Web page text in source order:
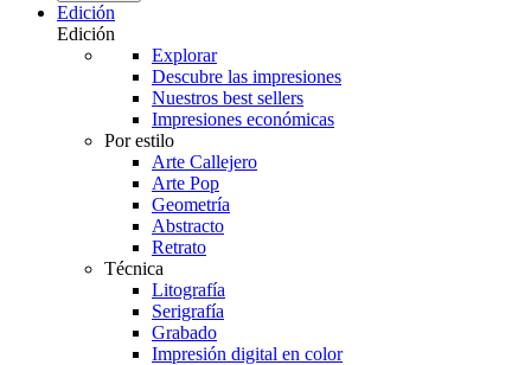
Edición
Edición
Explorar
Descubre las impresiones
Nuestros best sellers
Impresiones económicas
Por estilo
Arte Callejero
Arte Pop
Geometría
Abstracto
Retrato
Técnica
Litografía
Serigrafía
Grabado
Impresión digital en color